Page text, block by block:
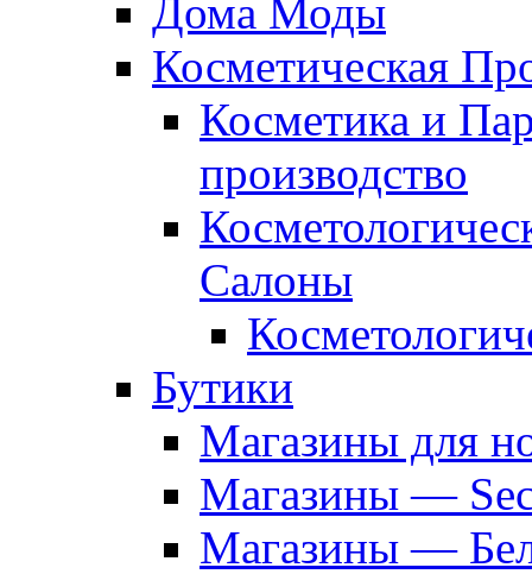
Дома Моды
Косметическая
Косметика и
производство
Салоны
Бутики
Магазины для
Магазины —
Магазины —